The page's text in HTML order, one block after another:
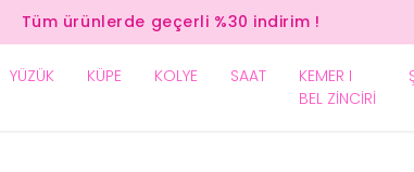
Tüm ürünlerde geçerli %30 indirim !
YÜZÜK KÜPE KOLYE SAAT
KEMER I
BEL ZİNCİRİ